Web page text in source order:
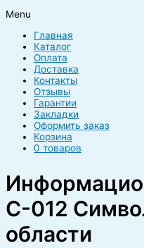
Menu
Главная
Каталог
Оплата
Доставка
Контакты
Отзывы
Гарантии
Закладки
Оформить заказ
Корзина
0 товаров
С-012
области